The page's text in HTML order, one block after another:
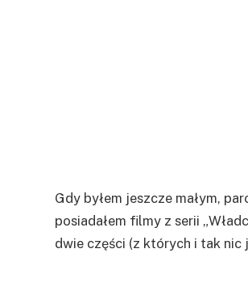
Gdy byłem jeszcze małym,
posiadałem filmy z serii
dwie części (z których i tak nic